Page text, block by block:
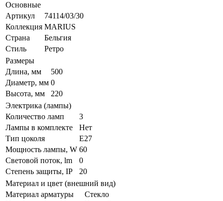
Основные
Артикул
74114/03/30
Коллекция MARIUS
Страна
Бельгия
Стиль
Ретро
Размеры
Длина, мм
500
Диаметр, мм 0
Высота, мм
220
Электрика (лампы)
Количество ламп
3
Лампы в комплекте
Нет
Тип цоколя
E27
Мощность лампы, W 60
Световой поток, lm
0
Степень защиты, IP
20
Материал и цвет (внешний вид)
Материал арматуры
Стекло